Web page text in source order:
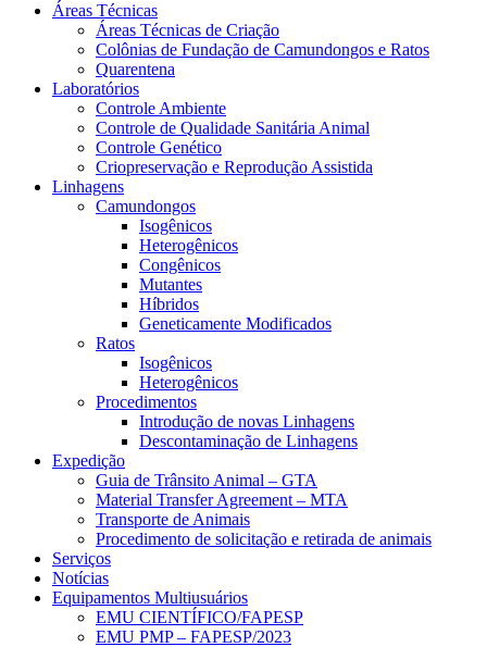
Áreas Técnicas
Áreas Técnicas de Criação
Colônias de Fundação de Camundongos e Ratos
Quarentena
Laboratórios
Controle Ambiente
Controle de Qualidade Sanitária Animal
Controle Genético
Criopreservação e Reprodução Assistida
Linhagens
Camundongos
Isogênicos
Heterogênicos
Congênicos
Mutantes
Híbridos
Geneticamente Modificados
Ratos
Isogênicos
Heterogênicos
Procedimentos
Introdução de novas Linhagens
Descontaminação de Linhagens
Expedição
Guia de Trânsito Animal – GTA
Material Transfer Agreement – MTA
Transporte de Animais
Procedimento de solicitação e retirada de animais
Serviços
Notícias
Equipamentos Multiusuários
EMU CIENTÍFICO/FAPESP
EMU PMP – FAPESP/2023